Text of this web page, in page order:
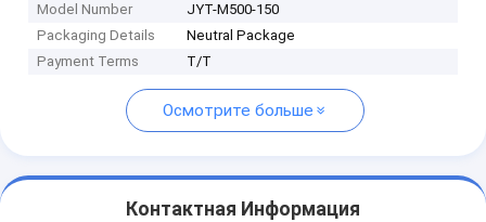
Model Number
JYT-M500-150
Packaging Details
Neutral Package
Payment Terms
T/T
Осмотрите больше
Контактная Информация